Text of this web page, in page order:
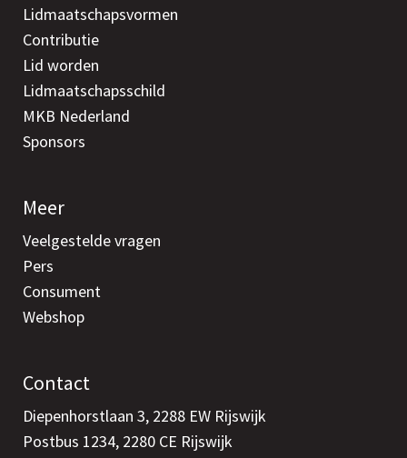
Lidmaatschapsvormen
Contributie
Lid worden
Lidmaatschapsschild
MKB Nederland
Sponsors
Meer
Veelgestelde vragen
Pers
Consument
Webshop
Contact
Diepenhorstlaan 3, 2288 EW Rijswijk
Postbus 1234, 2280 CE Rijswijk